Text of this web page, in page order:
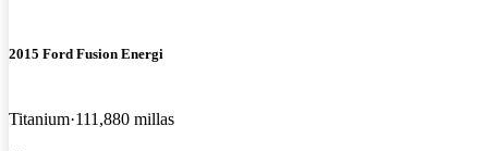
2015 Ford Fusion Energi
Titanium 111,880 millas